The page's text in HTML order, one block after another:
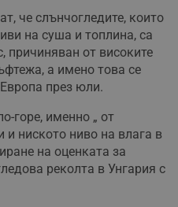
че слънчогледите, които
на суша и топлина, са
причиняван от високите
а имено това се
през юли.
горе, именно „ от
и ниското ниво на влага в
на оценката за
реколта в Унгария с